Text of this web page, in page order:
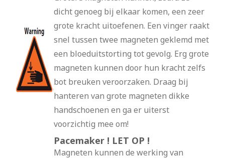
dicht genoeg bij elkaar komen, een zeer
grote kracht uitoefenen. Een vinger raakt
snel tussen twee magneten geklemd met
een bloeduitstorting tot gevolg. Erg grote
magneten kunnen door hun kracht zelfs
bot breuken veroorzaken. Draag bij
hanteren van grote magneten dikke
handschoenen en ga er uiterst
voorzichtig mee om!
Pacemaker ! LET OP !
Magneten kunnen de werking van